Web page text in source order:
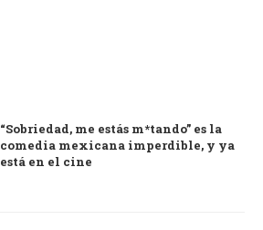
“Sobriedad, me estás m*tando” es la
comedia mexicana imperdible, y ya
está en el cine